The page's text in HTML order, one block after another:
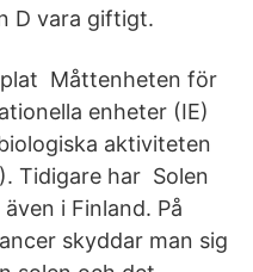
D vara giftigt.
Måttenheten för
enheter (IE)
aktiviteten
Tidigare har Solen
i Finland. På
skyddar man sig